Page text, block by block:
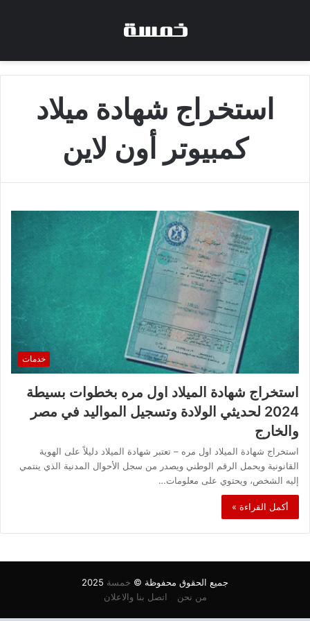
استخراج شهادة ميلاد
كمبيوتر أون لاين
خدمات
استخراج شهادة الميلاد اول مره بخطوات بسيطة
2024 لحديثي الولادة وتسجيل المواليد في مصر
والخارج
استخراج شهادة الميلاد اول مره – تعتبر شهادة الميلاد دليلاً على الهوية
القانونية ويحمل الرقم الوطني ويصدر من سجل الأحوال المدنية الذي ينتمي
إليه الشخص، ويحتوي على معلومات…
أكمل القراءة »
جميع الحقوق محفوظة © خمسة
من نحن
اتصل بنا والاعلان